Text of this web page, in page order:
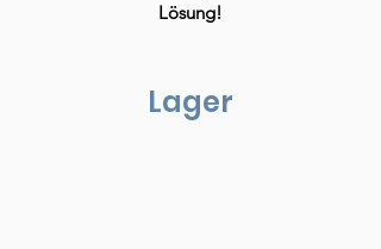
Lösung!
Lager